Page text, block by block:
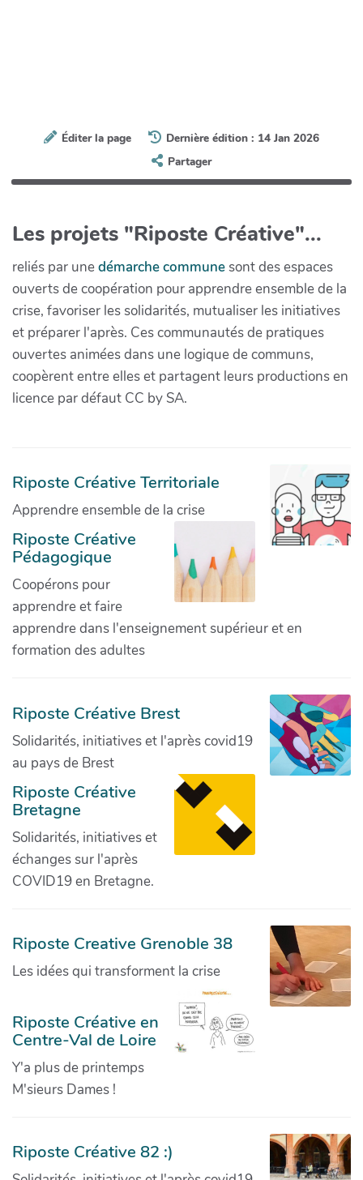
Éditer la page
Dernière édition : 14 Jan 2026
Partager
Les projets "Riposte Créative"...
reliés par unedémarche communesont des espaces
ouverts de coopération pour apprendre ensemble de la
crise, favoriser les solidarités, mutualiser les initiatives
et préparer l'après. Ces communautés de pratiques
ouvertes animées dans une logique de communs,
coopèrent entre elles et partagent leurs productions en
licence par défaut CC by SA.
Riposte Créative Territoriale
Apprendre ensemble de la crise
Riposte Créative
Pédagogique
Coopérons pour
apprendre et faire
apprendre dans l'enseignement supérieur et en
formation des adultes
Riposte Créative Brest
Solidarités, initiatives et l'après covid19
au pays de Brest
Riposte Créative
Bretagne
Solidarités, initiatives et
échanges sur l'après
COVID19 en Bretagne.
Riposte Creative Grenoble 38
Les idées qui transforment la crise
Riposte Créative en
Centre-Val de Loire
Y'a plus de printemps
M'sieurs Dames !
Riposte Créative 82 :)